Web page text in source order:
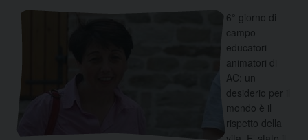
6° giorno di
campo
educatori-
animatori di
AC: un
desiderio per il
mondo è il
rispetto della